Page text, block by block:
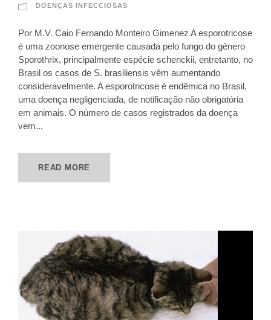
DOENÇAS INFECCIOSAS
Por M.V. Caio Fernando Monteiro Gimenez A esporotricose
é uma zoonose emergente causada pelo fungo do gênero
Sporothrix, principalmente espécie schenckii, entretanto, no
Brasil os casos de S. brasiliensis vêm aumentando
consideravelmente. A esporotricose é endêmica no Brasil,
uma doença negligenciada, de notificação não obrigatória
em animais. O número de casos registrados da doença
vem...
READ MORE